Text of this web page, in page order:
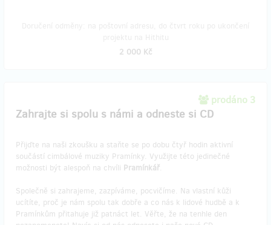
2 000 Kč
prodáno 3
Zahrajte si spolu s námi a odneste si CD
Přijďte na naši zkoušku a staňte se po dobu čtyř hodin aktivní
součástí cimbálové muziky Pramínky. Využijte této jedinečné
možnosti být alespoň na chvíli Pramínkář.
Společně si zahrajeme, zazpíváme, pocvičíme. Na vlastní kůži
ucítíte, proč je nám spolu tak dobře a co nás k lidové hudbě a k
Pramínkům přitahuje již patnáct let. Věřte, že na tenhle den